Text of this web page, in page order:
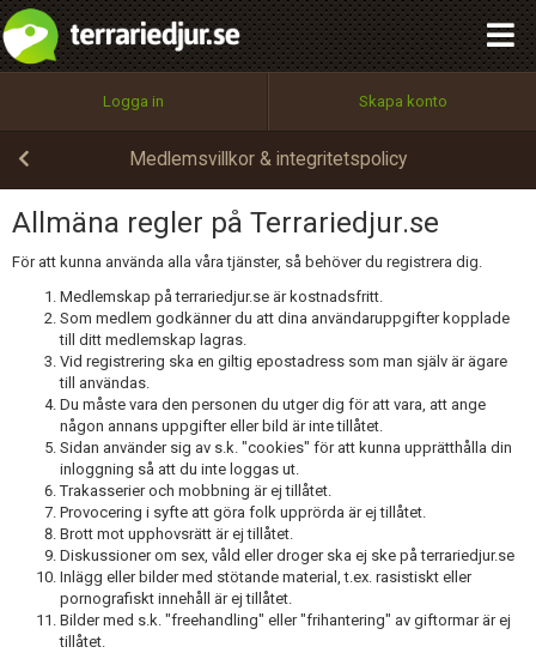
Logga in Skapa konto
Medlemsvillkor & integritetspolicy
Allmäna regler på Terrariedjur.se
För att kunna använda alla våra tjänster, så behöver du registrera dig.
Medlemskap på terrariedjur.se är kostnadsfritt.
Som medlem godkänner du att dina användaruppgifter kopplade
till ditt medlemskap lagras.
Vid registrering ska en giltig epostadress som man själv är ägare
till användas.
Du måste vara den personen du utger dig för att vara, att ange
någon annans uppgifter eller bild är inte tillåtet.
Sidan använder sig av s.k. "cookies" för att kunna upprätthålla din
inloggning så att du inte loggas ut.
Trakasserier och mobbning är ej tillåtet.
Provocering i syfte att göra folk upprörda är ej tillåtet.
Brott mot upphovsrätt är ej tillåtet.
Diskussioner om sex, våld eller droger ska ej ske på terrariedjur.se
Inlägg eller bilder med stötande material, t.ex. rasistiskt eller
pornografiskt innehåll är ej tillåtet.
Bilder med s.k. "freehandling" eller "frihantering" av giftormar är ej
tillåtet.
Utför
100%
OK
integritetspolicy
Namn:
Epost:
Användarnamn:
Lösenord:
Privacy Policy
Terms of Service
Skapa konto
Begär nytt lösenord
Tillbaka till förstasidan